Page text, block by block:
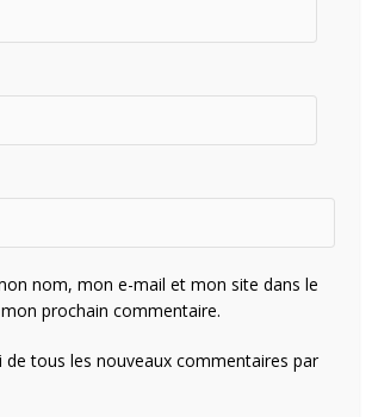
nom, mon e-mail et mon site dans le
prochain commentaire.
de tous les nouveaux commentaires par